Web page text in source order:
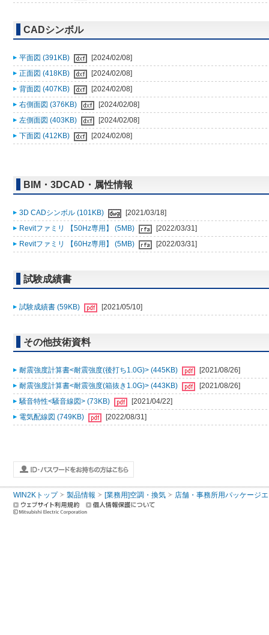
CADシンボル
平面図 (391KB)
[2024/02/08]
正面図 (418KB)
[2024/02/08]
背面図 (407KB)
[2024/02/08]
右側面図 (376KB)
[2024/02/08]
左側面図 (403KB)
[2024/02/08]
下面図 (412KB)
[2024/02/08]
BIM・3DCAD・属性情報
3D CADシンボル (101KB)
[2021/03/18]
Revitファミリ 【50Hz専用】 (5MB)
[2022/03/31]
Revitファミリ 【60Hz専用】 (5MB)
[2022/03/31]
試験成績書
試験成績書 (59KB) [2021/05/10]
その他技術資料
耐震強度計算書<耐震強度(後打ち1.0G)> (445KB)
[2021/08/26]
耐震強度計算書<耐震強度(箱抜き1.0G)> (443KB)
[2021/08/26]
騒音特性<騒音線図> (73KB)
[2021/04/22]
電気配線図 (749KB)
[2022/08/31]
WIN2Kトップ 製品情報 [業務用]空調・換気 店舗・事務所用パッケージ